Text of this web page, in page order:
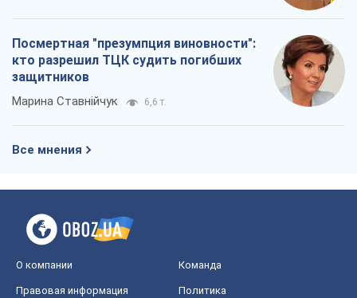
Посмертная "презумпция виновности":
кто разрешил ТЦК судить погибших
защитников
Марина Ставнійчук 6,6 т.
Все мнения
О компании Команда
Правовая информация
Политика